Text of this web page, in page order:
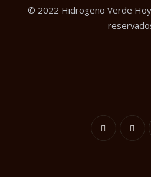
© 2022 Hidrogeno Verde